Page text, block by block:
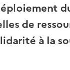
de
à la